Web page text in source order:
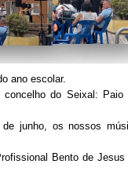
ano escolar.
do Seixal: Paio
junho, os nossos
Bento de